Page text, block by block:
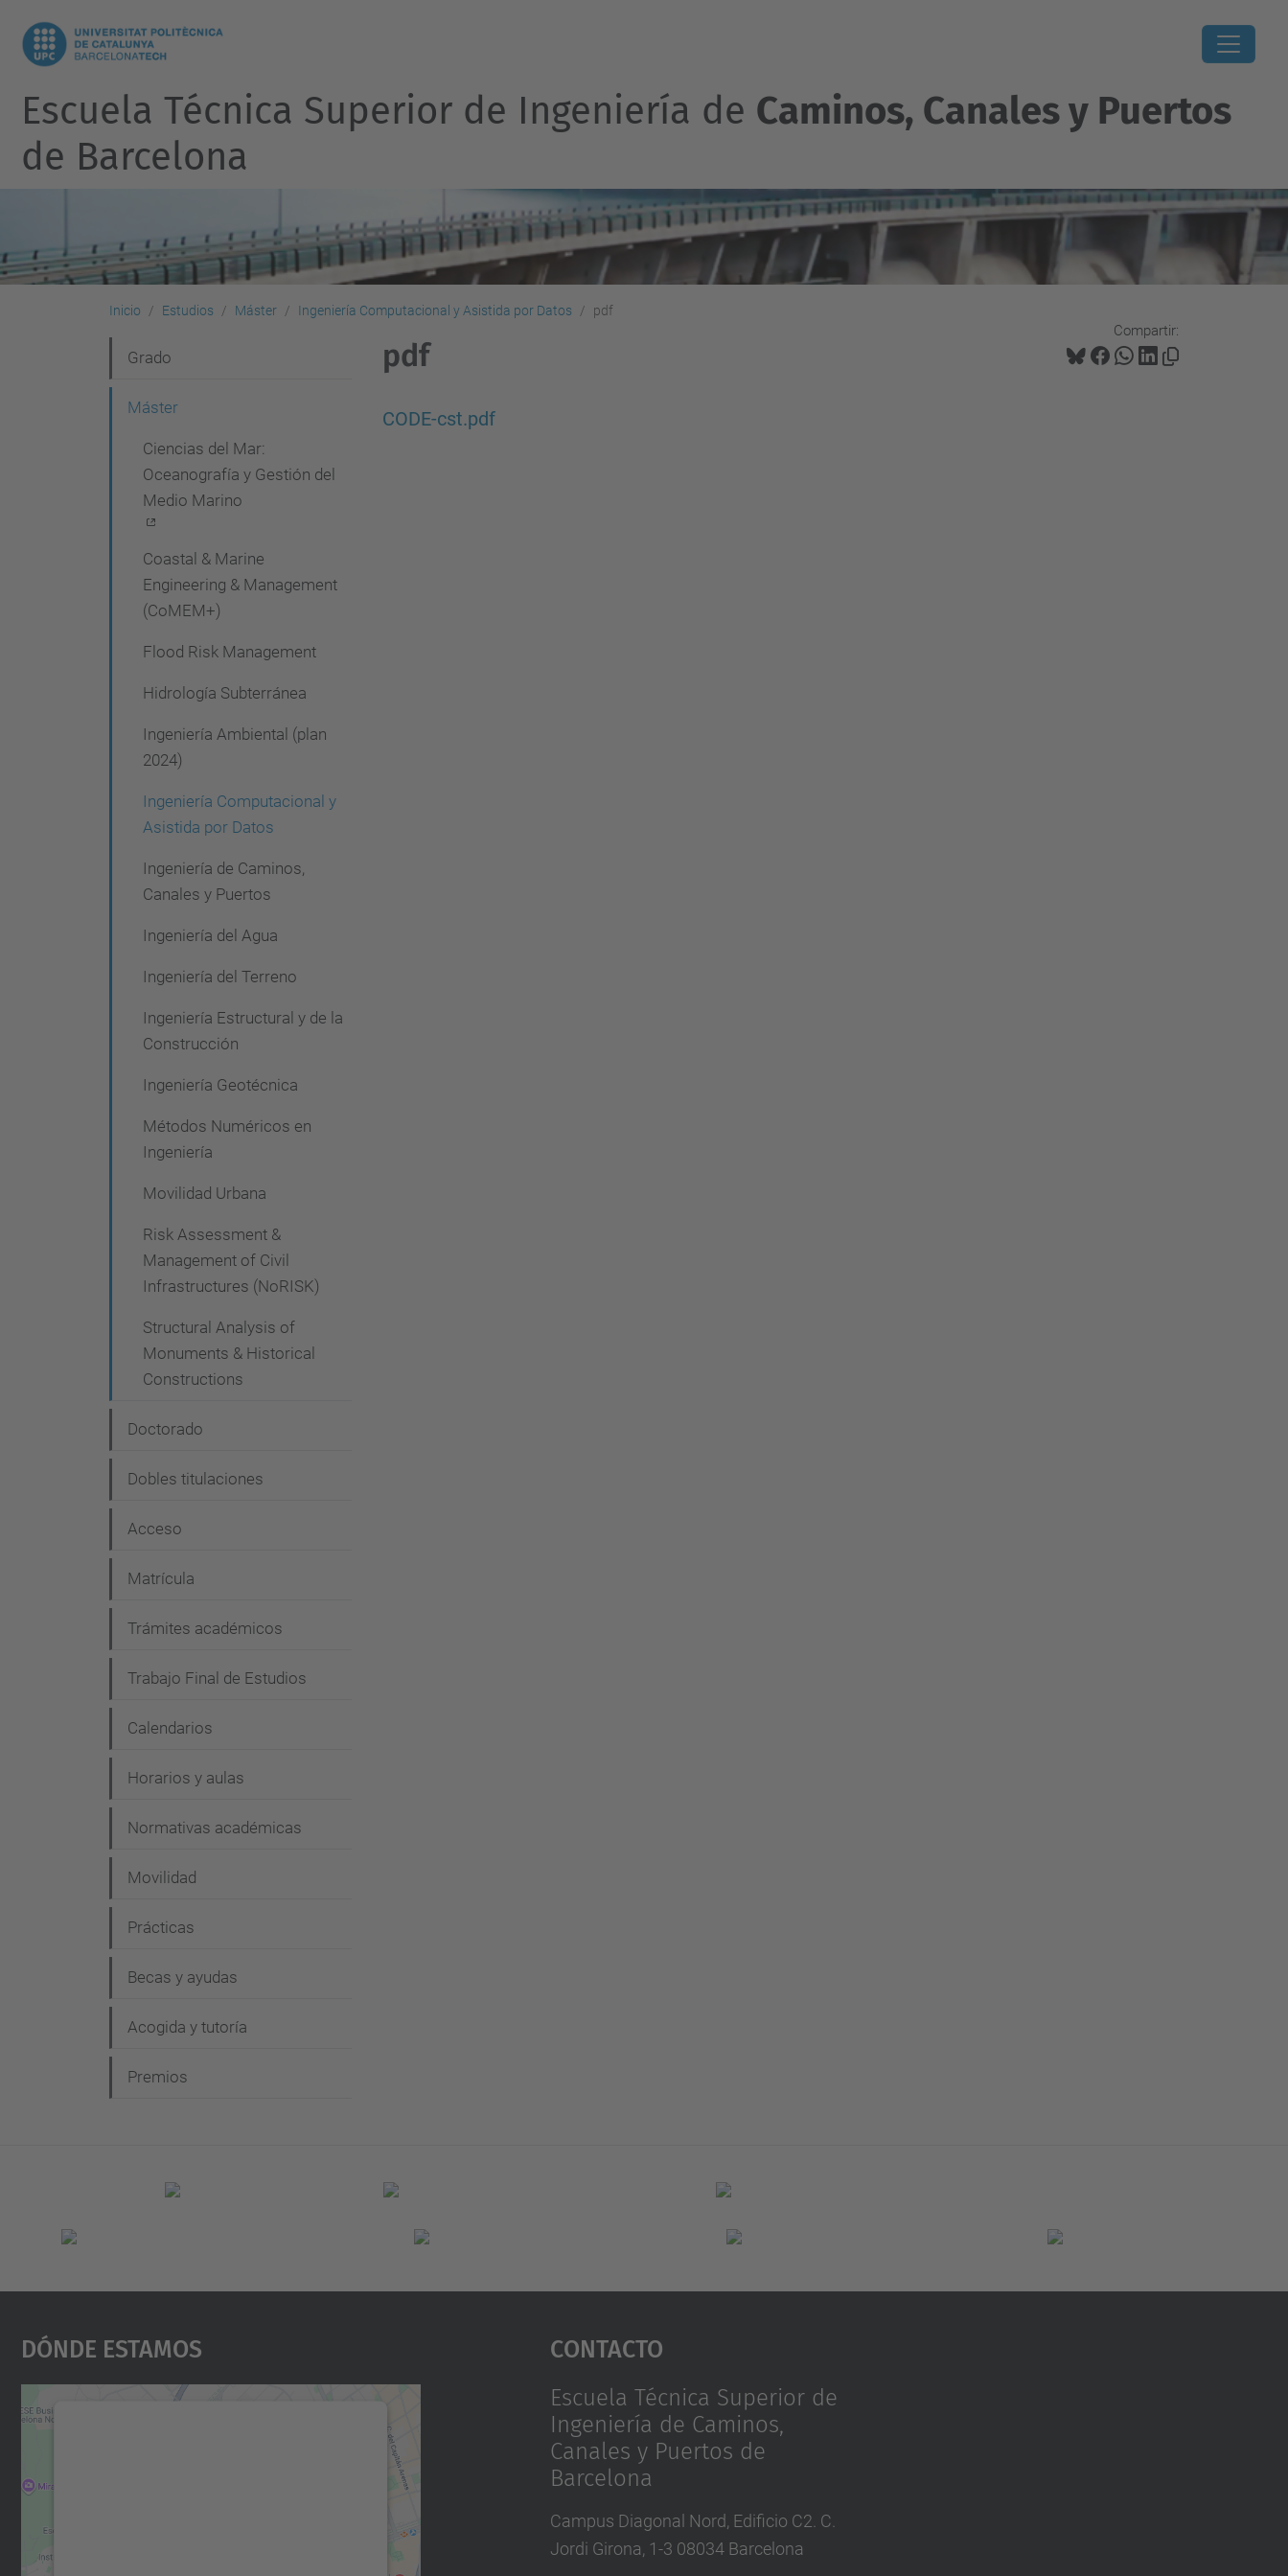
Escuela Técnica Superior de Ingeniería de Caminos, Canales y Puertos
de Barcelona
Inicio Estudios Máster Ingeniería Computacional y Asistida por Datos pdf
Compartir:
pdf
CODE-cst.pdf
a
Grado
Máster
Ciencias del Mar:
Oceanografía y Gestión del
Medio Marino
Coastal & Marine
Engineering & Management
(CoMEM+)
Flood Risk Management
Hidrología Subterránea
Ingeniería Ambiental (plan
2024)
Ingeniería Computacional y
Asistida por Datos
Ingeniería de Caminos,
Canales y Puertos
Ingeniería del Agua
Ingeniería del Terreno
Ingeniería Estructural y de la
Construcción
Ingeniería Geotécnica
Métodos Numéricos en
Ingeniería
Movilidad Urbana
Risk Assessment &
Management of Civil
Infrastructures (NoRISK)
Structural Analysis of
Monuments & Historical
Constructions
Doctorado
Dobles titulaciones
Acceso
Matrícula
Trámites académicos
Trabajo Final de Estudios
Calendarios
Horarios y aulas
Normativas académicas
Movilidad
Prácticas
Becas y ayudas
Acogida y tutoría
Premios
Dónde Estamos Contacto
Escuela Técnica Superior de
Ingeniería de Caminos,
Canales y Puertos de
Barcelona
Campus Diagonal Nord, Edificio C2. C.
Jordi Girona, 1-3 08034 Barcelona